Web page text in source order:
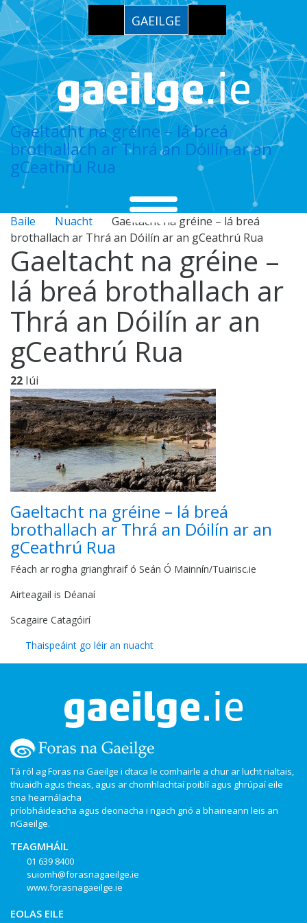
GAEILGE
Gaeltacht na gréine – lá breá
brothallach ar Thrá an Dóilín ar an
gCeathrú Rua
Baile Nuacht
Gaeltacht na gréine – lá breá
brothallach ar Thrá an Dóilín ar an gCeathrú Rua
Gaeltacht na gréine –
lá breá brothallach ar
Thrá an Dóilín ar an
gCeathrú Rua
22 Iúi
Gaeltacht na gréine – lá breá
brothallach ar Thrá an Dóilín ar an
gCeathrú Rua
Féach ar rogha grianghraif ó Seán Ó Mainnín/Tuairisc.ie
Airteagail is Déanaí
Scagaire Catagóirí
Thaispeáint go léir an nuacht
Tá ról ag Foras na Gaeilge i dtaca le comhairle a chur ar lucht rialtais,
thuaidh agus theas, agus ar chomhlachtaí poiblí agus ghrúpaí eile
sna hearnálacha
príobháideacha agus deonacha i ngach gnó a bhaineann leis an
nGaeilge.
TEAGMHÁIL
01 639 8400
suiomh@forasnagaeilge.ie
www.forasnagaeilge.ie
EOLAS EILE